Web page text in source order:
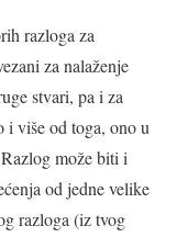
razloga za
za nalaženje
stvari, pa i za
i više od toga, ono u
može biti i
od jedne velike
razloga (iz tvog